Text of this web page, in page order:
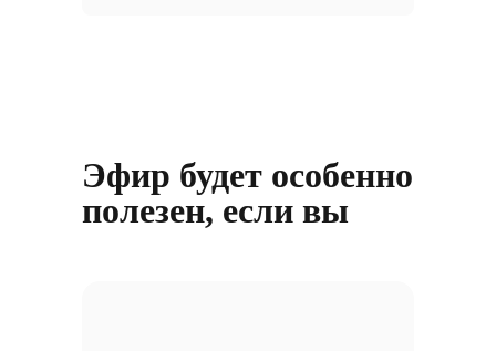
Эфир будет особенно
полезен, если вы